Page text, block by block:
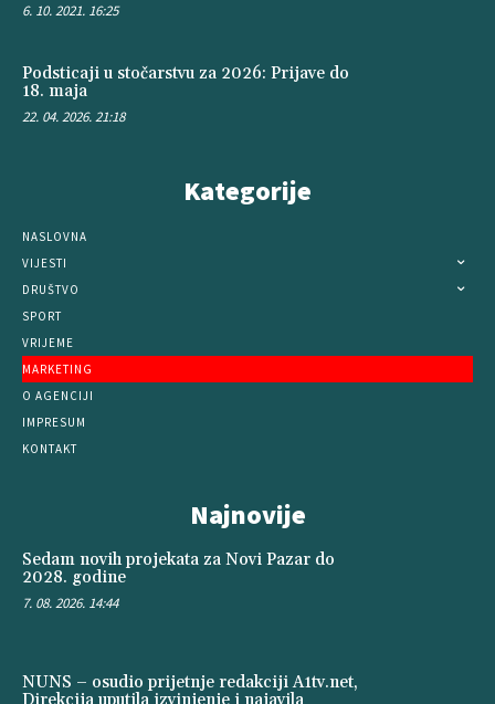
6. 10. 2021. 16:25
Podsticaji u stočarstvu za 2026: Prijave do
18. maja
22. 04. 2026. 21:18
Kategorije
NASLOVNA
VIJESTI
DRUŠTVO
SPORT
VRIJEME
MARKETING
O AGENCIJI
IMPRESUM
KONTAKT
Najnovije
Sedam novih projekata za Novi Pazar do
2028. godine
7. 08. 2026. 14:44
NUNS – osudio prijetnje redakciji A1tv.net,